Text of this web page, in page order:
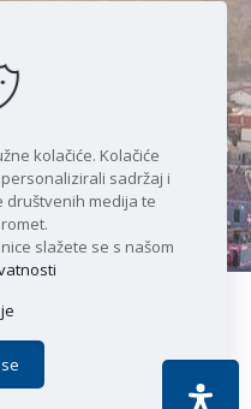
mora i
| Sva prava pridržana |
kolačiće. Kolačiće
sadržaj i
društvenih medija te
slažete se s našom